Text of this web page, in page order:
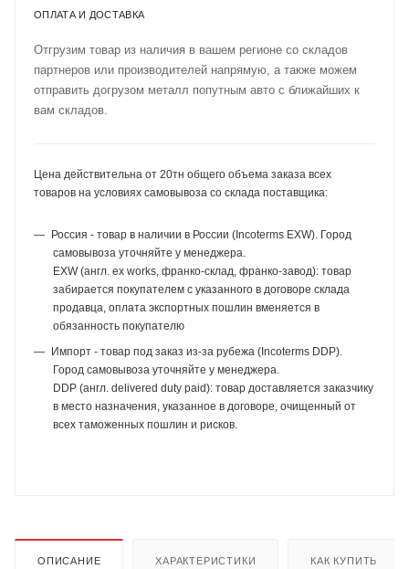
ОПЛАТА И ДОСТАВКА
Отгрузим товар из наличия в вашем регионе со складов
партнеров или производителей напрямую, а также можем
отправить догрузом металл попутным авто с ближайших к
вам складов.
Цена действительна от 20тн общего объема заказа всех
товаров на условиях самовывоза со склада поставщика:
Россия - товар в наличии в России (Incoterms EXW). Город
самовывоза уточняйте у менеджера.
EXW (англ. ex works, франко-склад, франко-завод): товар
забирается покупателем с указанного в договоре склада
продавца, оплата экспортных пошлин вменяется в
обязанность покупателю
Импорт - товар под заказ из-за рубежа (Incoterms DDP).
Город самовывоза уточняйте у менеджера.
DDP (англ. delivered duty paid): товар доставляется заказчику
в место назначения, указанное в договоре, очищенный от
всех таможенных пошлин и рисков.
ОПИСАНИЕ ХАРАКТЕРИСТИКИ КАК КУПИТЬ